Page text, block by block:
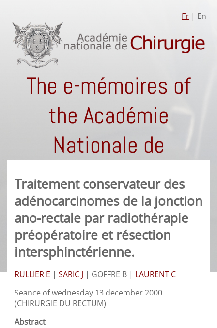
Fr | En
The e-mémoires of
the Académie
Nationale de
Chirurgie
Traitement conservateur des
adénocarcinomes de la jonction
ano-rectale par radiothérapie
préopératoire et résection
intersphinctérienne.
RULLIER E | SARIC J | GOFFRE B | LAURENT C
Seance of wednesday 13 december 2000
(CHIRURGIE DU RECTUM)
Abstract